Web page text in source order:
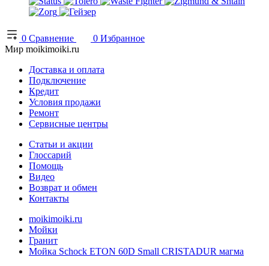
0 Сравнение 0 Избранное
Мир moikimoiki.ru
Доставка и оплата
Подключение
Кредит
Условия продажи
Ремонт
Сервисные центры
Статьи и акции
Глоссарий
Помощь
Видео
Возврат и обмен
Контакты
moikimoiki.ru
Мойки
Гранит
Мойка Schock ETON 60D Small CRISTADUR магма